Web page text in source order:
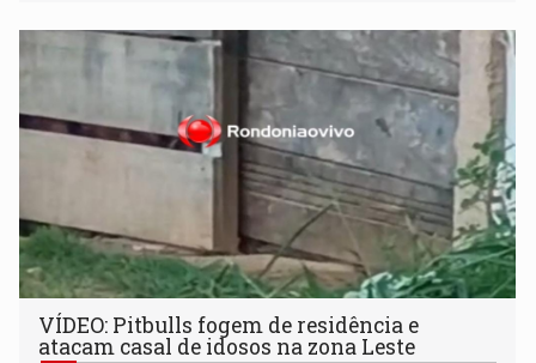
VÍDEO: Pitbulls fogem de residência e
atacam casal de idosos na zona Leste